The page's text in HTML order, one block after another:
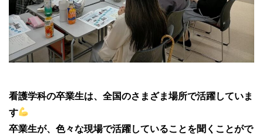
看護学科の卒業生は、全国のさまざま場所で活躍していま
す
卒業生が、色々な現場で活躍していることを聞くことがで